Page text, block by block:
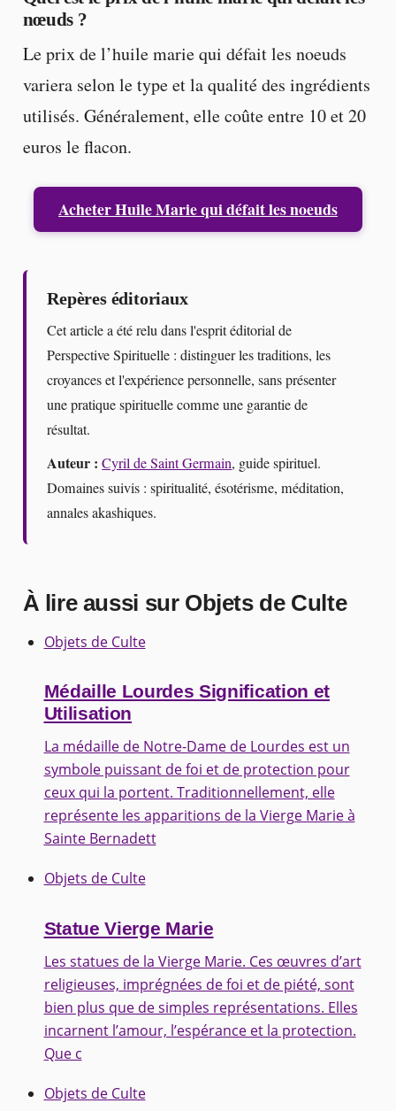
nœuds ?
Le prix de l’huile marie qui défait les noeuds
variera selon le type et la qualité des ingrédients
utilisés. Généralement, elle coûte entre 10 et 20
euros le flacon.
Acheter Huile Marie qui défait les noeuds
Repères éditoriaux
Cet article a été relu dans l'esprit éditorial de
Perspective Spirituelle : distinguer les traditions, les
croyances et l'expérience personnelle, sans présenter
une pratique spirituelle comme une garantie de
résultat.
Auteur : Cyril de Saint Germain, guide spirituel.
Domaines suivis : spiritualité, ésotérisme, méditation,
annales akashiques.
À lire aussi sur Objets de Culte
Objets de Culte
Médaille Lourdes Signification et
Utilisation
La médaille de Notre-Dame de Lourdes est un
symbole puissant de foi et de protection pour
ceux qui la portent. Traditionnellement, elle
représente les apparitions de la Vierge Marie à
Sainte Bernadett
Objets de Culte
Statue Vierge Marie
Les statues de la Vierge Marie. Ces œuvres d’art
religieuses, imprégnées de foi et de piété, sont
bien plus que de simples représentations. Elles
incarnent l’amour, l’espérance et la protection.
Que c
Objets de Culte